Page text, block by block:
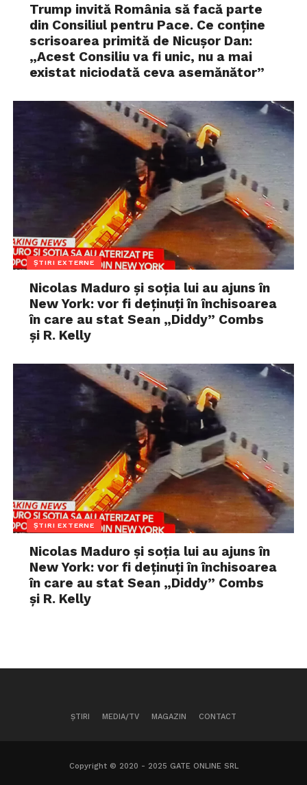
Trump invită România să facă parte
din Consiliul pentru Pace. Ce conține
scrisoarea primită de Nicușor Dan:
„Acest Consiliu va fi unic, nu a mai
existat niciodată ceva asemănător”
ȘTIRI EXTERNE
Nicolas Maduro și soția lui au ajuns în
New York: vor fi deținuți în închisoarea
în care au stat Sean „Diddy” Combs
și R. Kelly
ȘTIRI EXTERNE
Nicolas Maduro și soția lui au ajuns în
New York: vor fi deținuți în închisoarea
în care au stat Sean „Diddy” Combs
și R. Kelly
ȘTIRI MEDIA/TV MAGAZIN CONTACT
Copyright © 2020 - 2025 GATE ONLINE SRL